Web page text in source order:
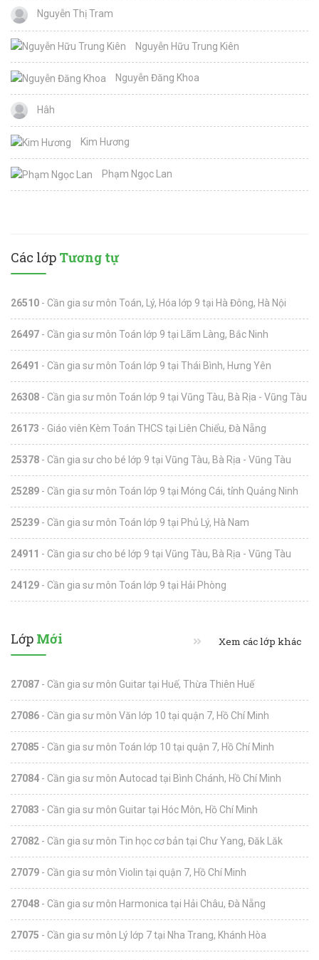
Nguyễn Thị Tram
Nguyễn Hữu Trung Kiên
Nguyễn Đăng Khoa
Hâh
Kim Hương
Phạm Ngọc Lan
Các lớp Tương tự
26510 - Cần gia sư môn Toán, Lý, Hóa lớp 9 tại Hà Đông, Hà Nội
26497 - Cần gia sư môn Toán lớp 9 tại Lãm Làng, Bắc Ninh
26491 - Cần gia sư môn Toán lớp 9 tại Thái Bình, Hưng Yên
26308 - Cần gia sư môn Toán lớp 9 tại Vũng Tàu, Bà Rịa - Vũng Tàu
26173 - Giáo viên Kèm Toán THCS tại Liên Chiểu, Đà Nẵng
25378 - Cần gia sư cho bé lớp 9 tại Vũng Tàu, Bà Rịa - Vũng Tàu
25289 - Cần gia sư môn Toán lớp 9 tại Móng Cái, tỉnh Quảng Ninh
25239 - Cần gia sư môn Toán lớp 9 tại Phủ Lý, Hà Nam
24911 - Cần gia sư cho bé lớp 9 tại Vũng Tàu, Bà Rịa - Vũng Tàu
24129 - Cần gia sư môn Toán lớp 9 tại Hải Phòng
Lớp Mới Xem các lớp khác
27087 - Cần gia sư môn Guitar tại Huế, Thừa Thiên Huế
27086 - Cần gia sư môn Văn lớp 10 tại quận 7, Hồ Chí Minh
27085 - Cần gia sư môn Toán lớp 10 tại quận 7, Hồ Chí Minh
27084 - Cần gia sư môn Autocad tại Bình Chánh, Hồ Chí Minh
27083 - Cần gia sư môn Guitar tại Hóc Môn, Hồ Chí Minh
27082 - Cần gia sư môn Tin học cơ bản tại Chư Yang, Đăk Lăk
27079 - Cần gia sư môn Violin tại quận 7, Hồ Chí Minh
27048 - Cần gia sư môn Harmonica tại Hải Châu, Đà Nẵng
27075 - Cần gia sư môn Lý lớp 7 tại Nha Trang, Khánh Hòa